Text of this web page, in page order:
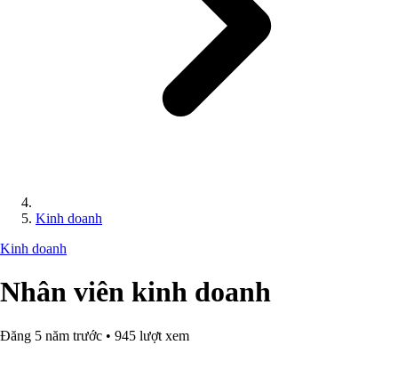
Kinh doanh
Kinh doanh
Nhân viên kinh doanh
Đăng 5 năm trước • 945 lượt xem